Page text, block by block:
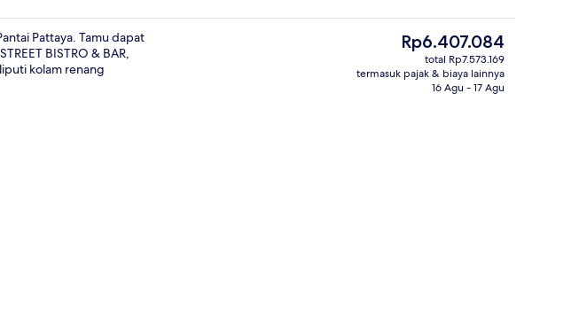
Beachfront Grand Pool Villa | Pemandangan pantai/lautBeachfront Grand Pool Villa |
Pattaya. Tamu dapat
BISTRO & BAR,
kolam renang
Harga
saat
ini
Rp6.407.084
Rp6.407.084
total Rp7.573.169
termasuk pajak & biaya lainnya
16 Agu - 17 Agu